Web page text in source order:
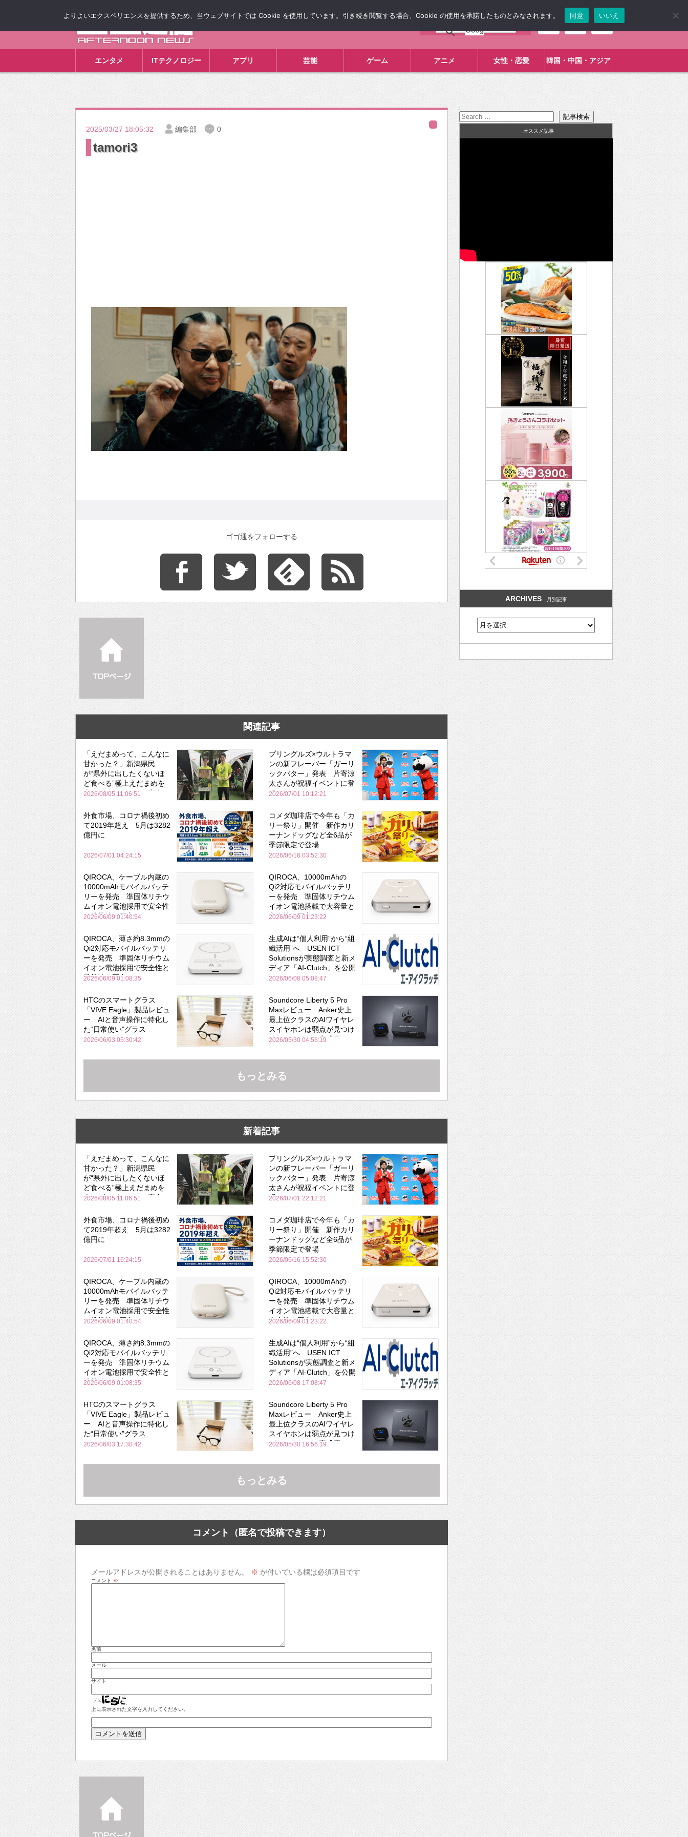
エンタメ ITテクノロジー アプリ 芸能 ゲーム アニメ 女性・恋愛 韓国・中国・アジア
2025/03/27 18:05:32 編集部 0
tamori3
ゴゴ通をフォローする
関連記事
「えだまめって、こんなに
甘かった？」新潟県民
が“県外に出したくないほ
ど食べる”極上えだまめを
森のビアガーデンで実食
2026/08/05 11:06:51
プリングルズ×ウルトラマ
ンの新フレーバー「ガーリ
ックバター」発表 片寄涼
太さんが祝福イベントに登
場
2026/07/01 10:12:21
外食市場、コロナ禍後初め
て2019年超え 5月は3282
億円に
2026/07/01 04:24:15
コメダ珈琲店で今年も「カ
リー祭り」開催 新作カリ
ーナンドッグなど全6品が
季節限定で登場
2026/06/16 03:52:30
QIROCA、ケーブル内蔵の
10000mAhモバイルバッテ
リーを発売 準固体リチウ
ムイオン電池採用で安全性
と携帯性を両立
2026/06/09 01:40:54
QIROCA、10000mAhの
Qi2対応モバイルバッテリ
ーを発売 準固体リチウム
イオン電池搭載で大容量と
安全性を両立
2026/06/09 01:23:22
QIROCA、薄さ約8.3mmの
Qi2対応モバイルバッテリ
ーを発売 準固体リチウム
イオン電池採用で安全性と
携帯性を両立
2026/06/09 01:08:35
生成AIは“個人利用”から“組
織活用”へ USEN ICT
Solutionsが実態調査と新メ
ディア「AI-Clutch」を公開
2026/06/08 05:08:47
HTCのスマートグラス
「VIVE Eagle」製品レビュ
ー AIと音声操作に特化し
た“日常使い”グラス
2026/06/03 05:30:42
Soundcore Liberty 5 Pro
Maxレビュー Anker史上
最上位クラスのAIワイヤレ
スイヤホンは弱点が見つけ
づらいくらいの完成度にび
Bose並み
2026/05/30 04:56:19
もっとみる
新着記事
「えだまめって、こんなに
甘かった？」新潟県民
が“県外に出したくないほ
ど食べる”極上えだまめを
森のビアガーデンで実食
2026/08/05 11:06:51
プリングルズ×ウルトラマ
ンの新フレーバー「ガーリ
ックバター」発表 片寄涼
太さんが祝福イベントに登
場
2026/07/01 22:12:21
外食市場、コロナ禍後初め
て2019年超え 5月は3282
億円に
2026/07/01 16:24:15
コメダ珈琲店で今年も「カ
リー祭り」開催 新作カリ
ーナンドッグなど全6品が
季節限定で登場
2026/06/16 15:52:30
QIROCA、ケーブル内蔵の
10000mAhモバイルバッテ
リーを発売 準固体リチウ
ムイオン電池採用で安全性
と携帯性を両立
2026/06/09 01:40:54
QIROCA、10000mAhの
Qi2対応モバイルバッテリ
ーを発売 準固体リチウム
イオン電池搭載で大容量と
安全性を両立
2026/06/09 01:23:22
QIROCA、薄さ約8.3mmの
Qi2対応モバイルバッテリ
ーを発売 準固体リチウム
イオン電池採用で安全性と
携帯性を両立
2026/06/09 01:08:35
生成AIは“個人利用”から“組
織活用”へ USEN ICT
Solutionsが実態調査と新メ
ディア「AI-Clutch」を公開
2026/06/08 17:08:47
HTCのスマートグラス
「VIVE Eagle」製品レビュ
ー AIと音声操作に特化し
た“日常使い”グラス
2026/06/03 17:30:42
Soundcore Liberty 5 Pro
Maxレビュー Anker史上
最上位クラスのAIワイヤレ
スイヤホンは弱点が見つけ
づらいくらいの完成度にび
Bose並み
2026/05/30 16:56:19
もっとみる
コメント（匿名で投稿できます）
メールアドレスが公開されることはありません。 ※ が付いている欄は必須項目です
コメント ※
名前
メール
サイト
上に表示された文字を入力してください。
:
オススメ記事
ARCHIVES 月別記事
よりよいエクスペリエンスを提供するため、当ウェブサイトでは Cookie を使用しています。引き続き閲覧する場合、Cookie の使用を承諾したものとみなされます。 同意 いいえ